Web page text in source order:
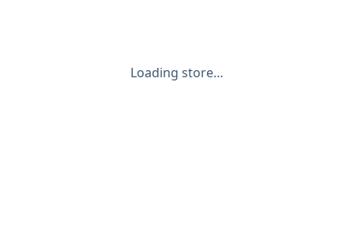
Loading store…